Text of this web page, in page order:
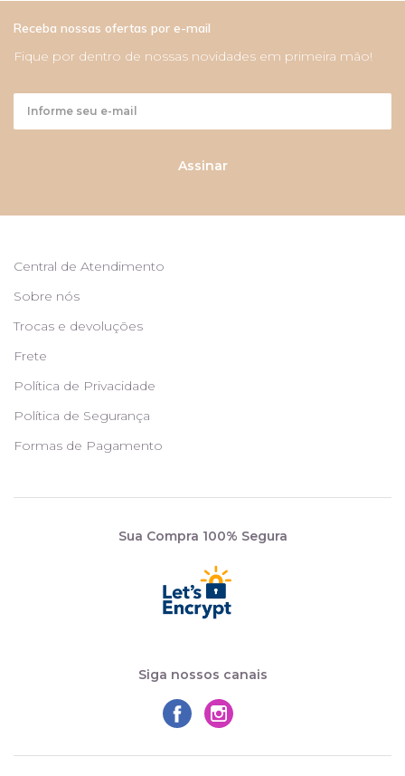
Receba nossas ofertas por e-mail
Fique por dentro de nossas novidades em primeira mão!
Assinar
Central de Atendimento
Sobre nós
Trocas e devoluções
Frete
Política de Privacidade
Política de Segurança
Formas de Pagamento
Sua Compra 100% Segura
Siga nossos canais